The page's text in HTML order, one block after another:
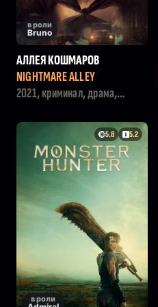
в роли
Bruno
АЛЛЕЯ КОШМАРОВ
NIGHTMARE ALLEY
2021, криминал, драма,
5.8 5.2
в роли